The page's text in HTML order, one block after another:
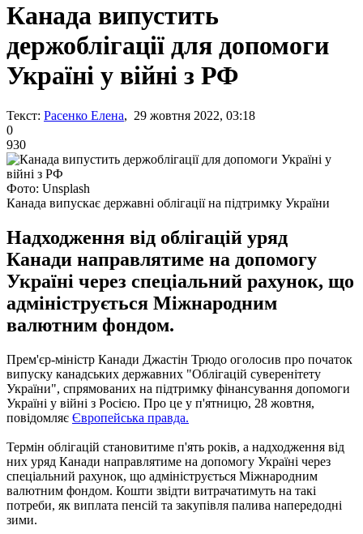
Канада випустить
держоблігації для допомоги
Україні у війні з РФ
Текст: Расенко Елена, 29 жовтня 2022, 03:18
0
930
Фото: Unsplash
Канада випускає державні облігації на підтримку України
Надходження від облігацій уряд
Канади направлятиме на допомогу
Україні через спеціальний рахунок, що
адмініструється Міжнародним
валютним фондом.
Прем'єр-міністр Канади Джастін Трюдо оголосив про початок
випуску канадських державних "Облігацій суверенітету
України", спрямованих на підтримку фінансування допомоги
Україні у війні з Росією. Про це у п'ятницю, 28 жовтня,
повідомляє Європейська правда.
Термін облігацій становитиме п'ять років, а надходження від
них уряд Канади направлятиме на допомогу Україні через
спеціальний рахунок, що адмініструється Міжнародним
валютним фондом. Кошти звідти витрачатимуть на такі
потреби, як виплата пенсій та закупівля палива напередодні
зими.